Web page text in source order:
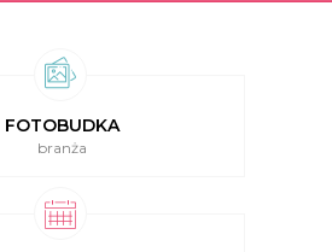
FOTOBUDKA
branża